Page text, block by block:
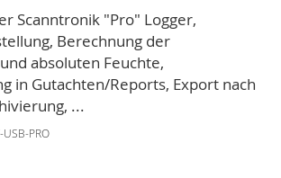
Scanntronik "Pro" Logger,
Berechnung der
absoluten Feuchte,
in Gutachten/Reports, Export nach
...
USB-PRO